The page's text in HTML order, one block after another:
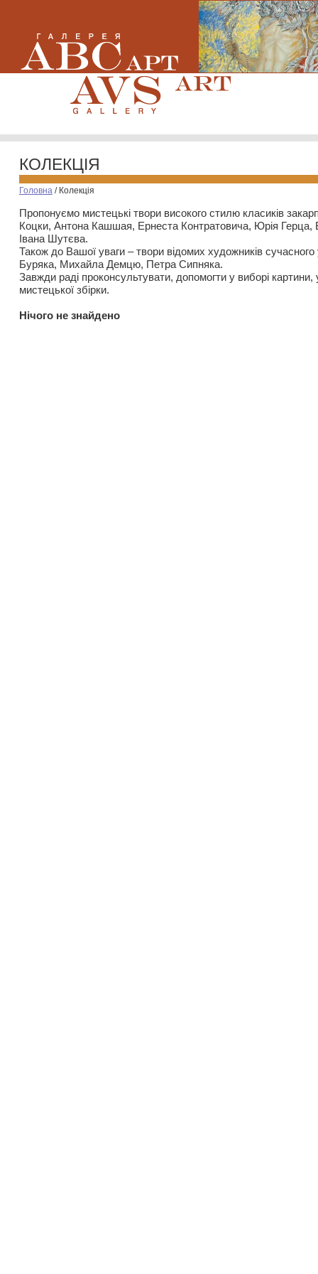
КОЛЕКЦІЯ
Головна / Колекція
Пропонуємо мистецькі твори високого стилю класиків
Коцки, Антона Кашшая, Ернеста Контратовича, Юрія
Івана Шутєва.
Також до Вашої уваги – твори відомих художників
Буряка, Михайла Демцю, Петра Сипняка.
Завжди раді проконсультувати, допомогти у виборі картини,
мистецької збірки.
Нiчого не знайдено